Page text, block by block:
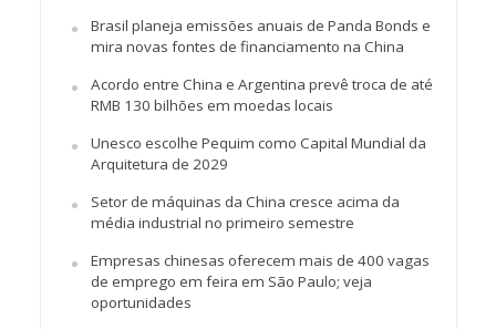
Brasil planeja emissões anuais de Panda Bonds e
mira novas fontes de financiamento na China
Acordo entre China e Argentina prevê troca de até
RMB 130 bilhões em moedas locais
Unesco escolhe Pequim como Capital Mundial da
Arquitetura de 2029
Setor de máquinas da China cresce acima da
média industrial no primeiro semestre
Empresas chinesas oferecem mais de 400 vagas
de emprego em feira em São Paulo; veja
oportunidades